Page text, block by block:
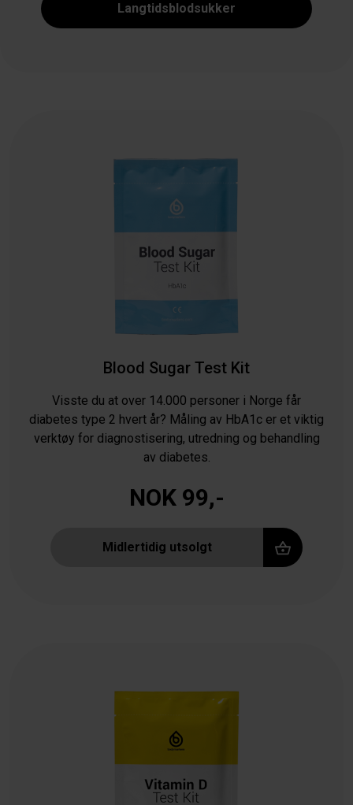
Langtidsblodsukker
Blood Sugar Test Kit
Visste du at over 14.000 personer i Norge får
diabetes type 2 hvert år? Måling av HbA1c er et viktig
verktøy for diagnostisering, utredning og behandling
av diabetes.
NOK 99,-
Midlertidig utsolgt